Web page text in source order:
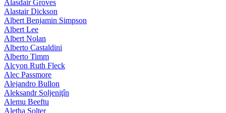
Alasdair Groves
Alastair Dickson
Albert Benjamin Simpson
Albert Lee
Albert Nolan
Alberto Castaldini
Alberto Timm
Alcyon Ruth Fleck
Alec Passmore
Alejandro Bullon
Aleksandr Soljeniţîn
Alemu Beeftu
Aletha Solter